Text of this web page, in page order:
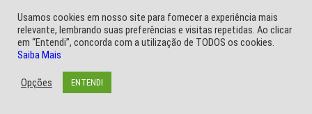
by Marli Imprensa
Usamos cookies em nosso site para fornecer a experiência mais
relevante, lembrando suas preferências e visitas repetidas. Ao clicar
em “Entendi”, concorda com a utilização de TODOS os cookies.
Saiba Mais
Opções ENTENDI